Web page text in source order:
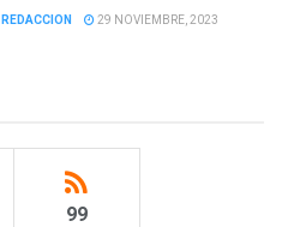
REDACCION 29 NOVIEMBRE, 2023
99